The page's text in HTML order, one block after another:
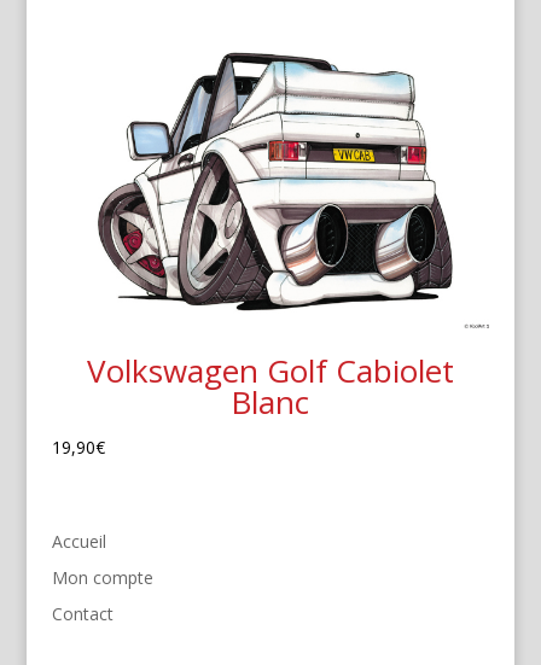
Volkswagen Golf Cabiolet
Blanc
19,90€
Accueil
Mon compte
Contact